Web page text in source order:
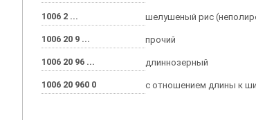
1006 2 ... шелушеный рис
1006 20 9 ... прочий
1006 20 96 ... длиннозерный
1006 20 960 0 с отношением длины к